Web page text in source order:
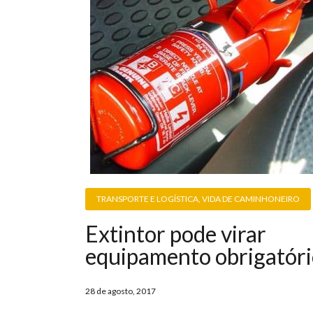
TRANSPORTE E LOGÍSTICA, VIDA DE CAMINHONEIRO
Extintor pode virar
equipamento
28 de agosto, 2017